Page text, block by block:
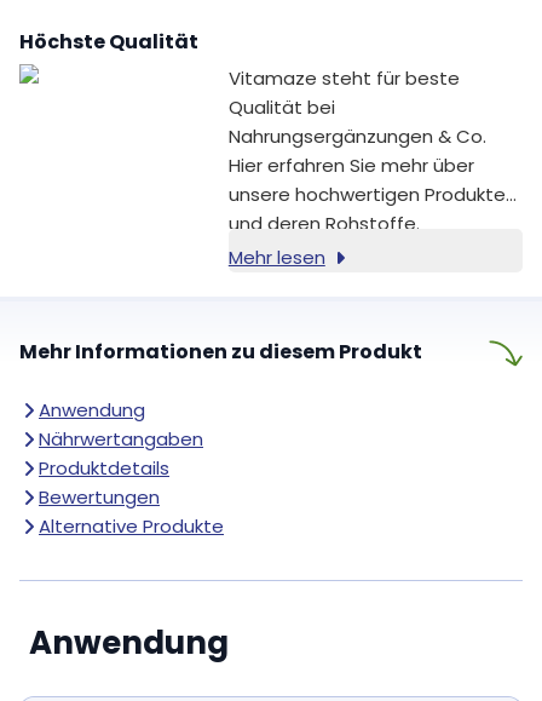
Höchste Qualität
Vitamaze steht für beste
Qualität bei
Nahrungsergänzungen & Co.
Hier erfahren Sie mehr über
unsere hochwertigen Produkte
und deren Rohstoffe.
Mehr lesen
Mehr Informationen zu diesem Produkt
Anwendung
Nährwertangaben
Produktdetails
Bewertungen
Alternative Produkte
Anwendung